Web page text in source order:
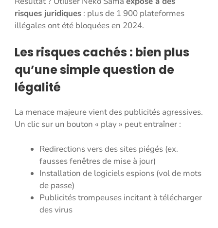
risques juridiques : plus de 1 900 plateformes
illégales ont été bloquées en 2024.
Les risques cachés : bien plus
qu’une simple question de
légalité
La menace majeure vient des publicités agressives.
Un clic sur un bouton « play » peut entraîner :
Redirections vers des sites piégés (ex.
fausses fenêtres de mise à jour)
Installation de logiciels espions (vol de mots
de passe)
Publicités trompeuses incitant à télécharger
des virus